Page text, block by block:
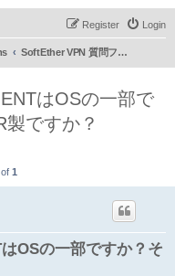
Login
Register
SoftEther VPN 質問フォーラム (日本語)
はOSの一部で
ですか？
of 1
OSの一部ですか？そ